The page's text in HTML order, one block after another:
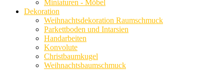
Miniaturen - Möbel
Dekoration
Weihnachtsdekoration Raumschmuck
Parkettboden und Intarsien
Handarbeiten
Konvolute
Christbaumkugel
Weihnachtsbaumschmuck